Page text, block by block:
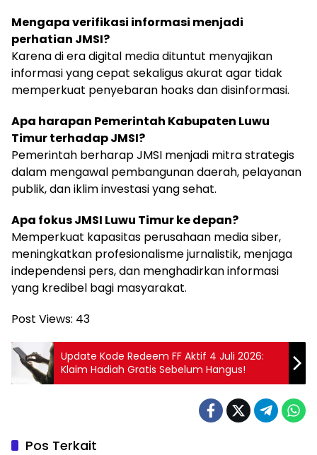
Mengapa verifikasi informasi menjadi
perhatian JMSI?
Karena di era digital media dituntut menyajikan
informasi yang cepat sekaligus akurat agar tidak
memperkuat penyebaran hoaks dan disinformasi.
Apa harapan Pemerintah Kabupaten Luwu
Timur terhadap JMSI?
Pemerintah berharap JMSI menjadi mitra strategis
dalam mengawal pembangunan daerah, pelayanan
publik, dan iklim investasi yang sehat.
Apa fokus JMSI Luwu Timur ke depan?
Memperkuat kapasitas perusahaan media siber,
meningkatkan profesionalisme jurnalistik, menjaga
independensi pers, dan menghadirkan informasi
yang kredibel bagi masyarakat.
Post Views: 43
Update Kode Redeem FF Aktif 4 Juli 2026:
Klaim Hadiah Gratis Sebelum Hangus!
Pos Terkait